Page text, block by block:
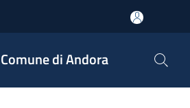
Comune di Andora